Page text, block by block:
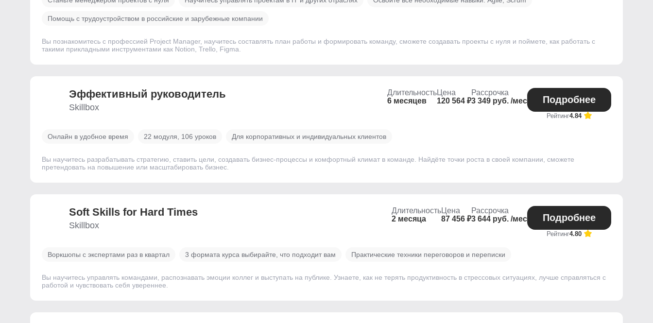
Помощь с трудоустройством в российские и зарубежные компании
Вы познакомитесь с профессией Project Manager, научитесь составлять план работы и формировать команду, сможете создавать проекты с нуля и поймете, как работать с
такими прикладными инструментами как Notion, Trello, Figma.
Эффективный руководитель
Skillbox
Длительность
6 месяцев
Цена
120 564 ₽
Рассрочка
3 349 руб. /мес
Подробнее
Рейтинг4.84
Онлайн в удобное время 22 модуля, 106 уроков Для корпоративных и индивидуальных клиентов
Вы научитесь разрабатывать стратегию, ставить цели, создавать бизнес-процессы и комфортный климат в команде. Найдёте точки роста в своей компании, сможете
претендовать на повышение или масштабировать бизнес.
Soft Skills for Hard Times
Skillbox
Длительность
2 месяца
Цена
87 456 ₽
Рассрочка
3 644 руб. /мес
Подробнее
Рейтинг4.80
Воркшопы с экспертами раз в квартал 3 формата курса выбирайте, что подходит вам Практические техники переговоров и переписки
Вы научитесь управлять командами, распознавать эмоции коллег и выступать на публике. Узнаете, как не терять продуктивность в стрессовых ситуациях, лучше справляться с
работой и чувствовать себя увереннее.